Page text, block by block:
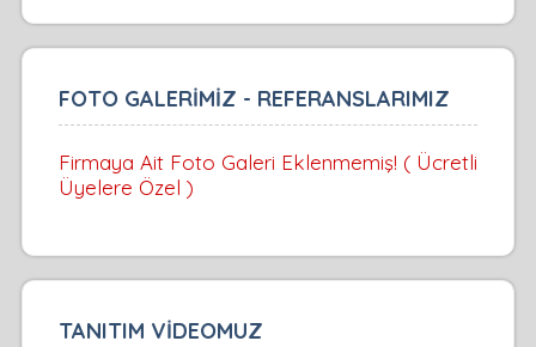
FOTO GALERİMİZ - REFERANSLARIMIZ
Firmaya Ait Foto Galeri Eklenmemiş! ( Ücretli
Üyelere Özel )
TANITIM VİDEOMUZ